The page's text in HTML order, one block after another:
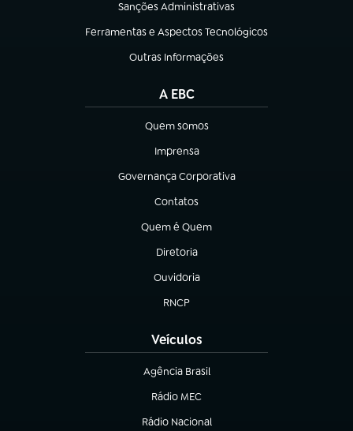
Sanções Administrativas
(abre em nova aba)
Ferramentas e Aspectos Tecnológicos
(abre em nova aba)
Outras Informações
(abre em nova aba)
A EBC
Quem somos
(abre em nova aba)
Imprensa
(abre em nova aba)
Governança Corporativa
(abre em nova aba)
Contatos
(abre em nova aba)
Quem é Quem
(abre em nova aba)
Diretoria
(abre em nova aba)
Ouvidoria
(abre em nova aba)
RNCP
(abre em nova aba)
Veículos
Agência Brasil
(abre em nova aba)
Rádio MEC
(abre em nova aba)
Rádio Nacional